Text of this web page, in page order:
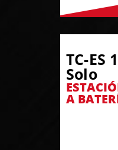
TC-ES
Solo
A